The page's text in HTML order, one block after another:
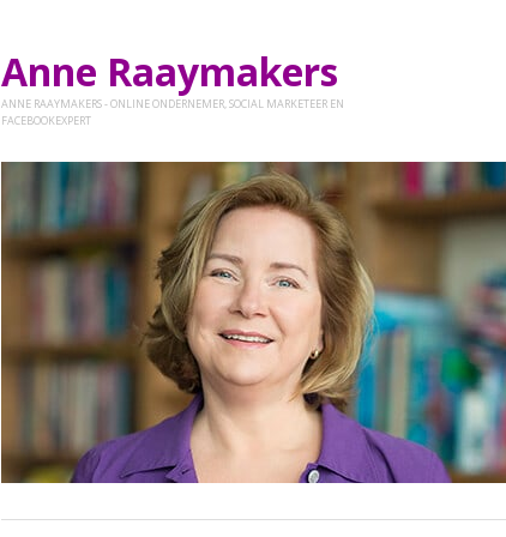
Anne Raaymakers
ANNE RAAYMAKERS - ONLINE ONDERNEMER, SOCIAL MARKETEER EN
FACEBOOKEXPERT